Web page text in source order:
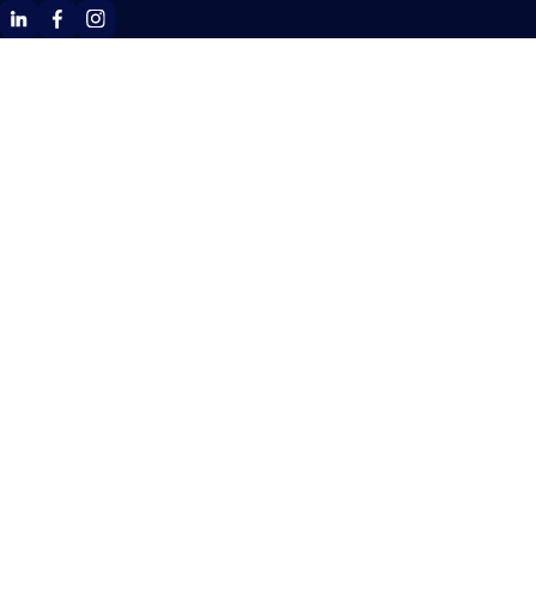
WSKZ Linkedin
WSKZ Facebook
WSKZ Instagram